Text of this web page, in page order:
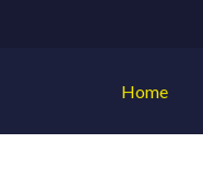
Home